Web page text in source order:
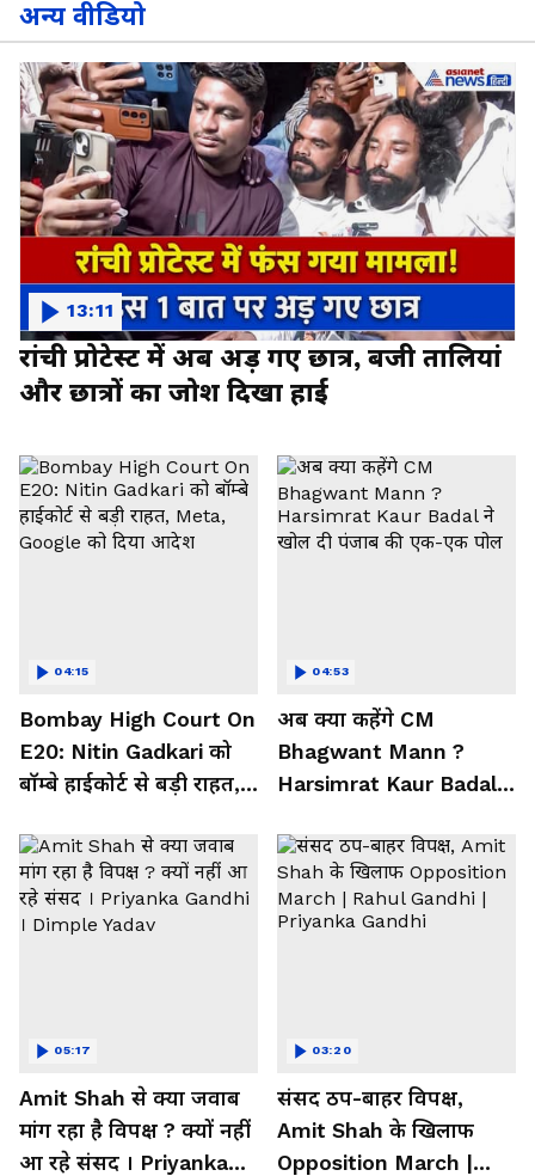
अन्य वीडियो
रांची प्रोटेस्ट में अब अड़ गए छात्र, बजी तालियां
और छात्रों का जोश दिखा हाई
13:11
Bombay High Court On
E20: Nitin Gadkari को
बॉम्बे हाईकोर्ट से बड़ी राहत,
आदेश
04:15
अब क्या कहेंगे CM
Bhagwant Mann ?
Harsimrat Kaur Badal ने
पोल
04:53
Amit Shah से क्या जवाब
मांग रहा है विपक्ष ? क्यों नहीं
आ रहे संसद । Priyanka
05:17
संसद ठप-बाहर विपक्ष,
Amit Shah के खिलाफ
Opposition March |
03:20